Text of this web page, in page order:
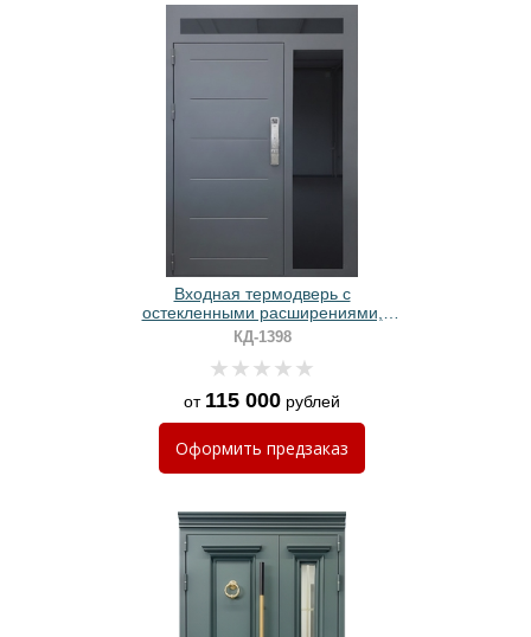
Входная термодверь с
остекленными расширениями,
выдавленным рисунком,
электронным замком и серым
порошковым покрытием
КД-1398
от 115 000 рублей
Оформить предзаказ